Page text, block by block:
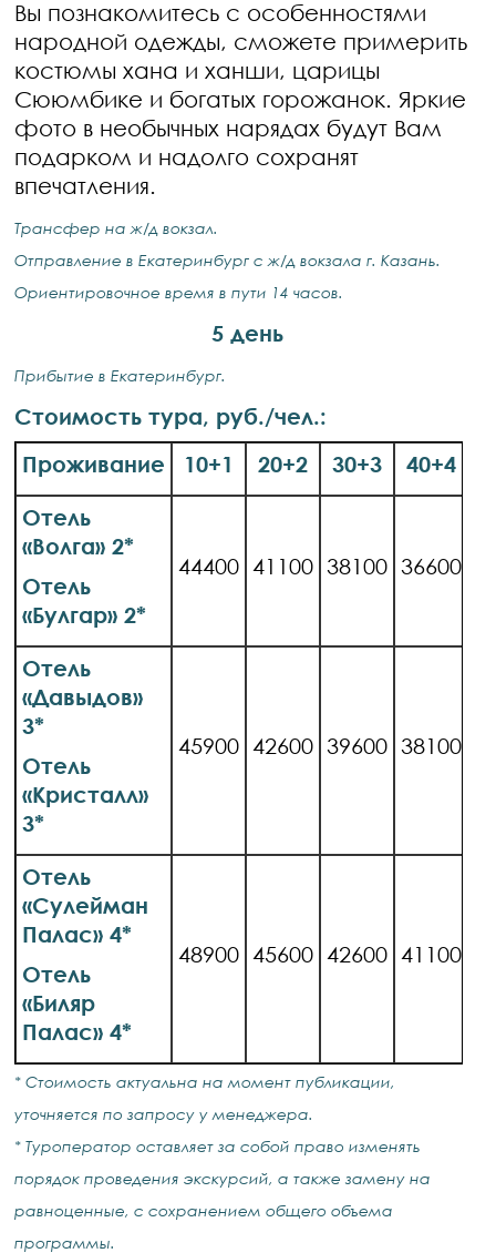
Вы познакомитесь с особенностями
народной одежды, сможете примерить
костюмы хана и ханши, царицы
Сююмбике и богатых горожанок. Яркие
фото в необычных нарядах будут Вам
подарком и надолго сохранят
впечатления.
Трансфер на ж/д вокзал.
Отправление в Екатеринбург с ж/д вокзала г. Казань.
Ориентировочное время в пути 14 часов.
5 день
Прибытие в Екатеринбург.
Стоимость тура, руб./чел.:
Проживание
10+1 20+2 30+3
40+4
Отель
«Волга» 2*
Отель
«Булгар» 2*
44400 41100 38100 36600
Отель
«Давыдов»
3*
Отель
«Кристалл»
3*
45900 42600 39600 38100
Отель
«Сулейман
Палас» 4*
Отель
«Биляр
Палас» 4*
48900 45600 42600 41100
* Стоимость актуальна на момент публикации,
уточняется по запросу у менеджера.
* Туроператор оставляет за собой право изменять
порядок проведения экскурсий, а также замену на
равноценные, с сохранением общего объема
программы.